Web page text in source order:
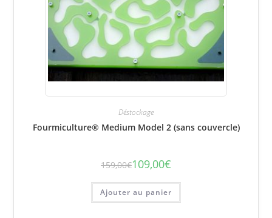
Déstockage
Fourmiculture® Medium Model 2 (sans couvercle)
159,00€ Le
initial
était :
159,00€.
109,00€
Le
actuel
est :
109,00€.
Ajouter au panier